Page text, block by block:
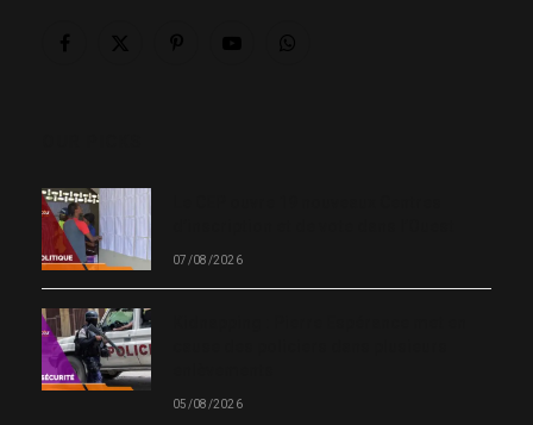
07/08/2026
05/08/2026